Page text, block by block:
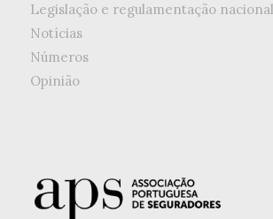
Legislação e regulamentação nacional
Notícias
Números
Opinião